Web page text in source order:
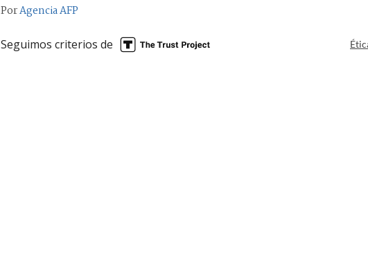
PorAgencia AFP
Seguimos criterios de